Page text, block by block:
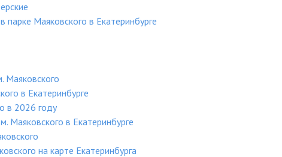
парке Маяковского в Екатеринбурге
Маяковского
в Екатеринбурге
в 2026 году
в Екатеринбурге
на карте Екатеринбурга